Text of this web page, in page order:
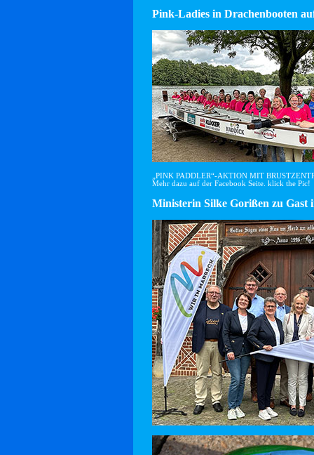
Pink-Ladies in Drachenbooten
„PINK PADDLER“-AKTION MIT
Mehr dazu auf der Facebook Seite. klick the Pic!
Ministerin Silke Gorißen zu Gast